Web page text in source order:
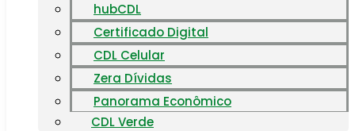
hubCDL
Certificado Digital
CDL Celular
Zera Dívidas
Panorama Econômico
CDL Verde